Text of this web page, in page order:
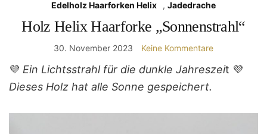
Edelholz Haarforken Helix , Jadedrache
Holz Helix Haarforke „Sonnenstrahl“
30. November 2023 Keine Kommentare
💜 Ein Lichtsstrahl für die dunkle Jahreszeit 💜
Dieses Holz hat alle Sonne gespeichert.